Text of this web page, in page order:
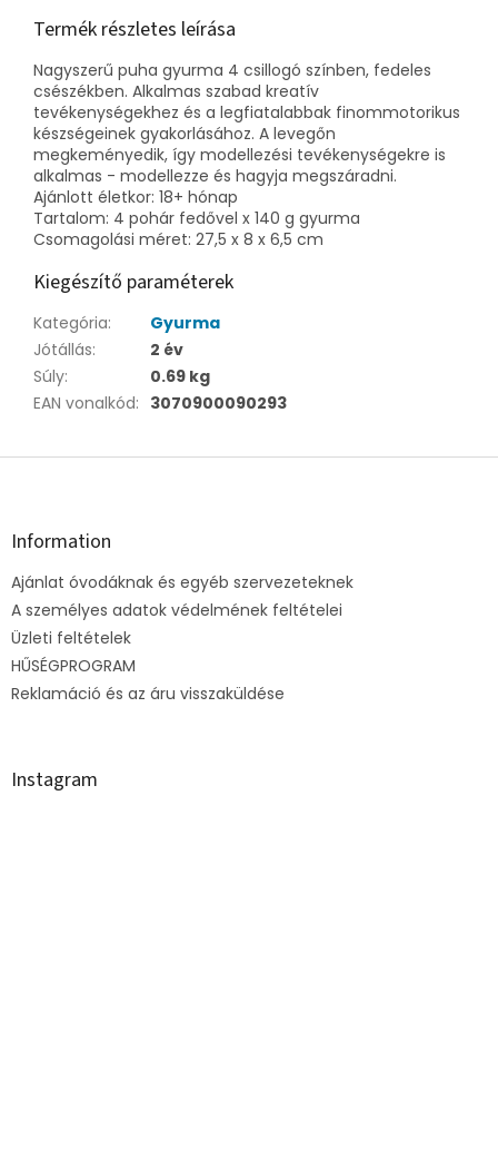
Termék részletes leírása
Nagyszerű puha gyurma 4 csillogó színben, fedeles
csészékben. Alkalmas szabad kreatív
tevékenységekhez és a legfiatalabbak finommotorikus
készségeinek gyakorlásához. A levegőn
megkeményedik, így modellezési tevékenységekre is
alkalmas - modellezze és hagyja megszáradni.
Ajánlott életkor: 18+ hónap
Tartalom: 4 pohár fedővel x 140 g gyurma
Csomagolási méret: 27,5 x 8 x 6,5 cm
Kiegészítő paraméterek
Kategória:
Gyurma
Jótállás:
2 év
Súly:
0.69 kg
EAN vonalkód: 3070900090293
L
Information
Ajánlat óvodáknak és egyéb szervezeteknek
A személyes adatok védelmének feltételei
Üzleti feltételek
HŰSÉGPROGRAM
Reklamáció és az áru visszaküldése
Instagram